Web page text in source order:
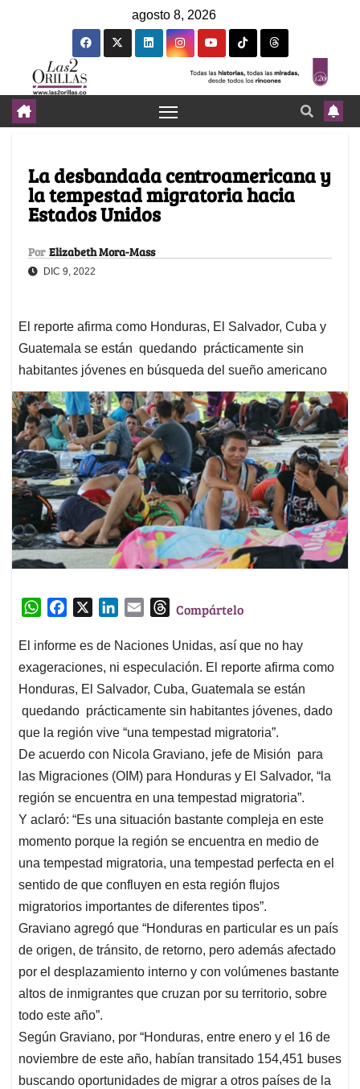
agosto 8, 2026
La desbandada centroamericana y
la tempestad migratoria hacia
Estados Unidos
Por Elizabeth Mora-Mass
DIC 9, 2022
El reporte afirma como Honduras, El Salvador, Cuba y
Guatemala se están quedando prácticamente sin
habitantes jóvenes en búsqueda del sueño americano
W
a
t
s
A
p
c
e
b
o
k
n
k
e
n
a
i
l
T
r
e
a
Compártelo
El informe es de Naciones Unidas, así que no hay
exageraciones, ni especulación. El reporte afirma como
Honduras, El Salvador, Cuba, Guatemala se están
quedando prácticamente sin habitantes jóvenes, dado
que la región vive “una tempestad migratoria”.
De acuerdo con Nicola Graviano, jefe de Misión para
las Migraciones (OIM) para Honduras y El Salvador, “la
región se encuentra en una tempestad migratoria”.
Y aclaró: “Es una situación bastante compleja en este
momento porque la región se encuentra en medio de
una tempestad migratoria, una tempestad perfecta en el
sentido de que confluyen en esta región flujos
migratorios importantes de diferentes tipos”.
Graviano agregó que “Honduras en particular es un país
de origen, de tránsito, de retorno, pero además afectado
por el desplazamiento interno y con volúmenes bastante
altos de inmigrantes que cruzan por su territorio, sobre
todo este año”.
Según Graviano, por “Honduras, entre enero y el 16 de
noviembre de este año, habían transitado 154,451 buses
buscando oportunidades de migrar a otros países de la